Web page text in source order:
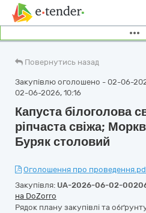
Повернутись назад
Закупівлю оголошено - 02-06-
02-06-2026, 10:16
Капуста білоголова
ріпчаста свіжа;
Буряк столовий
Оголошення про
Закупівля: UA-2026-06-02-
на DoZorro
Рядок плану закупівлі та